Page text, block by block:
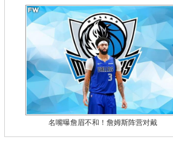
名嘴曝詹眉不和！詹姆斯阵营对戴